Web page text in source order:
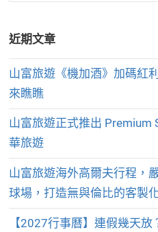
近期文章
山富旅遊《機加酒》加碼紅
來瞧瞧
山富旅遊正式推出 Premium
華旅遊
山富旅遊海外高爾夫行程，
球場，打造無與倫比的客製
【2027行事曆】連假幾天放